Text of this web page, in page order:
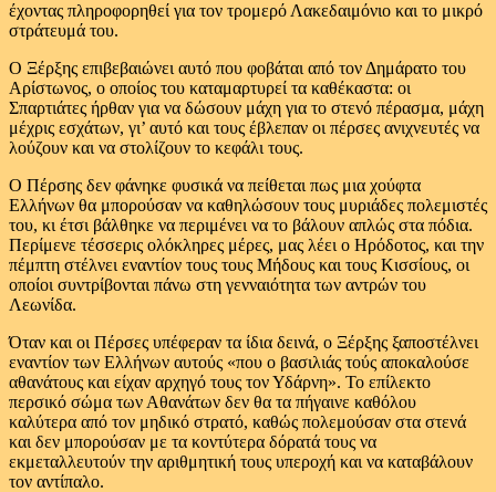
έχοντας πληροφορηθεί για τον τρομερό Λακεδαιμόνιο και το μικρό
στράτευμά του.
Ο Ξέρξης επιβεβαιώνει αυτό που φοβάται από τον Δημάρατο του
Αρίστωνος, ο οποίος του καταμαρτυρεί τα καθέκαστα: οι
Σπαρτιάτες ήρθαν για να δώσουν μάχη για το στενό πέρασμα, μάχη
μέχρις εσχάτων, γι’ αυτό και τους έβλεπαν οι πέρσες ανιχνευτές να
λούζουν και να στολίζουν το κεφάλι τους.
Ο Πέρσης δεν φάνηκε φυσικά να πείθεται πως μια χούφτα
Ελλήνων θα μπορούσαν να καθηλώσουν τους μυριάδες πολεμιστές
του, κι έτσι βάλθηκε να περιμένει να το βάλουν απλώς στα πόδια.
Περίμενε τέσσερις ολόκληρες μέρες, μας λέει ο Ηρόδοτος, και την
πέμπτη στέλνει εναντίον τους τους Μήδους και τους Κισσίους, οι
οποίοι συντρίβονται πάνω στη γενναιότητα των αντρών του
Λεωνίδα.
Όταν και οι Πέρσες υπέφεραν τα ίδια δεινά, ο Ξέρξης ξαποστέλνει
εναντίον των Ελλήνων αυτούς «που ο βασιλιάς τούς αποκαλούσε
αθανάτους και είχαν αρχηγό τους τον Υδάρνη». Το επίλεκτο
περσικό σώμα των Αθανάτων δεν θα τα πήγαινε καθόλου
καλύτερα από τον μηδικό στρατό, καθώς πολεμούσαν στα στενά
και δεν μπορούσαν με τα κοντύτερα δόρατά τους να
εκμεταλλευτούν την αριθμητική τους υπεροχή και να καταβάλουν
τον αντίπαλο.